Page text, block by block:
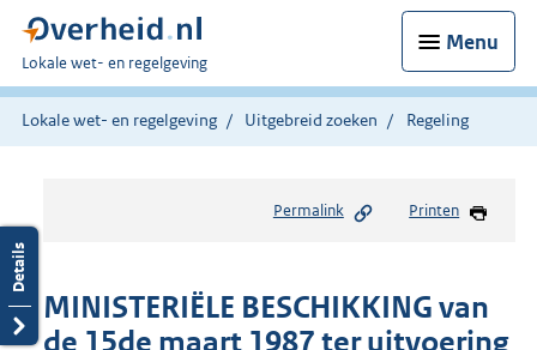
Menu
U
bent
hier:
Lokale wet- en regelgeving
Lokale wet- en regelgeving Uitgebreid zoeken Regeling
Permalink Printen
MINISTERIËLE BESCHIKKING van